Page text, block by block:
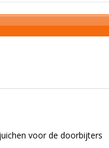
voor de doorbijters